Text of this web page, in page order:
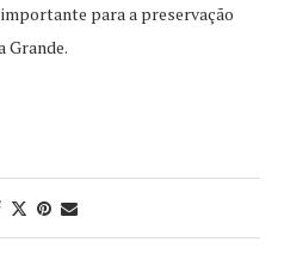
para a preservação
Grande.